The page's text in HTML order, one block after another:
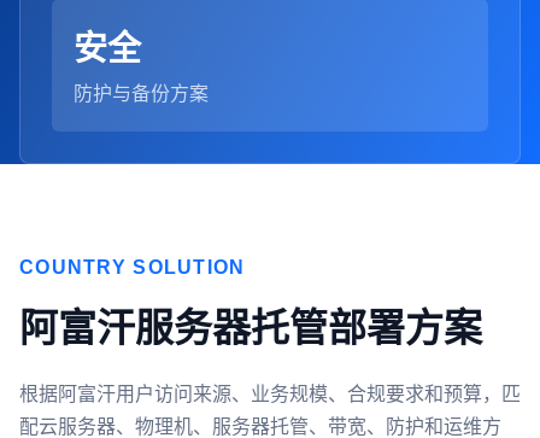
安全
防护与备份方案
COUNTRY SOLUTION
阿富汗服务器托管部署方案
根据阿富汗用户访问来源、业务规模、合规要求和预算，匹
配云服务器、物理机、服务器托管、带宽、防护和运维方